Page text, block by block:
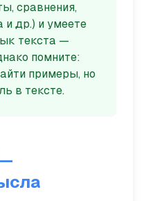
сравнения,
и др.) и умеете
текста —
помните:
примеры, но
в тексте.